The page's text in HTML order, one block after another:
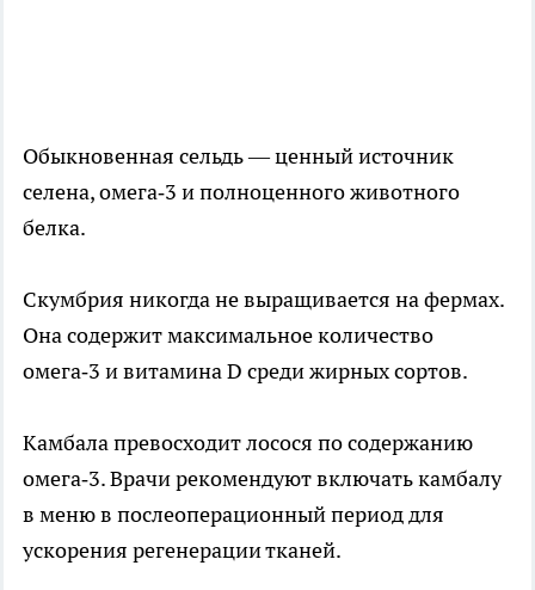
Обыкновенная сельдь — ценный источник
селена, омега‑3 и полноценного животного
белка.
Скумбрия никогда не выращивается на фермах.
Она содержит максимальное количество
омега‑3 и витамина D среди жирных сортов.
Камбала превосходит лосося по содержанию
омега‑3. Врачи рекомендуют включать камбалу
в меню в послеоперационный период для
ускорения регенерации тканей.